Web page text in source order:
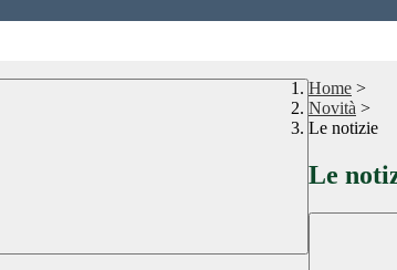
Home >
Novità >
Le notizie
Le